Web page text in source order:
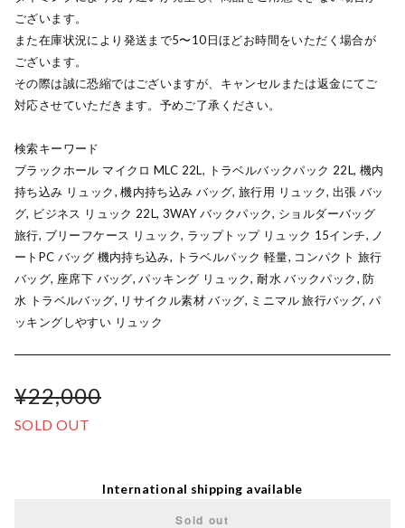
ございます。
また在庫状況により発送まで5〜10日ほどお時間をいただく場合が
ございます。
その際は誠に恐縮ではございますが、キャンセルまたは返金にてご
対応させていただきます。予めご了承ください。
検索キーワード
ブラックホール マイクロ MLC 22L, トラベルバックパック 22L, 機内
持ち込み リュック, 機内持ち込み バッグ, 旅行用 リュック, 出張 バッ
グ, ビジネス リュック 22L, 3WAY バックパック, ショルダーバッグ
旅行, ブリーフケース リュック, ラップトップ リュック 15インチ, ノ
ートPC バッグ 機内持ち込み, トラベルパック 軽量, コンパクト 旅行
バッグ, 座席下 バッグ, パッキング リュック, 耐水 バックパック, 防
水 トラベルバッグ, リサイクル素材 バッグ, ミニマル 旅行バッグ, パ
ッキングしやすい リュック
¥22,000
SOLD OUT
International shipping available
Sold out